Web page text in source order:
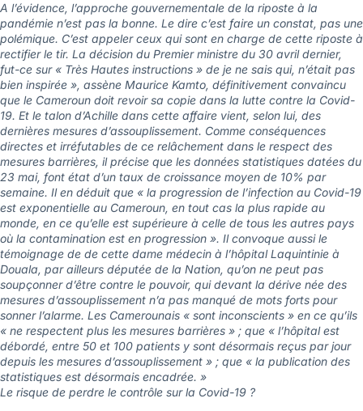
A l’évidence, l’approche gouvernementale de la riposte à la
pandémie n’est pas la bonne. Le dire c’est faire un constat, pas une
polémique. C’est appeler ceux qui sont en charge de cette riposte à
rectifier le tir. La décision du Premier ministre du 30 avril dernier,
fut-ce sur « Très Hautes instructions » de je ne sais qui, n’était pas
bien inspirée », assène Maurice Kamto, définitivement convaincu
que le Cameroun doit revoir sa copie dans la lutte contre la Covid-
19. Et le talon d’Achille dans cette affaire vient, selon lui, des
dernières mesures d’assouplissement. Comme conséquences
directes et irréfutables de ce relâchement dans le respect des
mesures barrières, il précise que les données statistiques datées du
23 mai, font état d’un taux de croissance moyen de 10% par
semaine. Il en déduit que « la progression de l’infection au Covid-19
est exponentielle au Cameroun, en tout cas la plus rapide au
monde, en ce qu’elle est supérieure à celle de tous les autres pays
où la contamination est en progression ». Il convoque aussi le
témoignage de de cette dame médecin à l’hôpital Laquintinie à
Douala, par ailleurs députée de la Nation, qu’on ne peut pas
soupçonner d’être contre le pouvoir, qui devant la dérive née des
mesures d’assouplissement n’a pas manqué de mots forts pour
sonner l’alarme. Les Camerounais « sont inconscients » en ce qu’ils
« ne respectent plus les mesures barrières » ; que « l’hôpital est
débordé, entre 50 et 100 patients y sont désormais reçus par jour
depuis les mesures d’assouplissement » ; que « la publication des
statistiques est désormais encadrée. »
Le risque de perdre le contrôle sur la Covid-19 ?